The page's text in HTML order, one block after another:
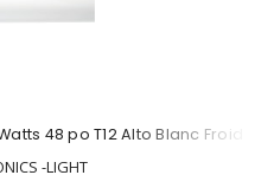
48 po T12 Alto Blanc Froid
-LIGHT